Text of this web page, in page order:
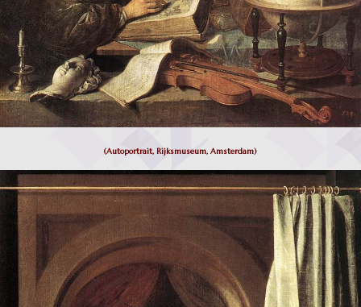
(Autoportrait, Rijksmuseum, Amsterdam)